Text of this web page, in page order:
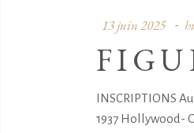
13 juin 2025
INSCRIPTIONS
1937 Hollywood-